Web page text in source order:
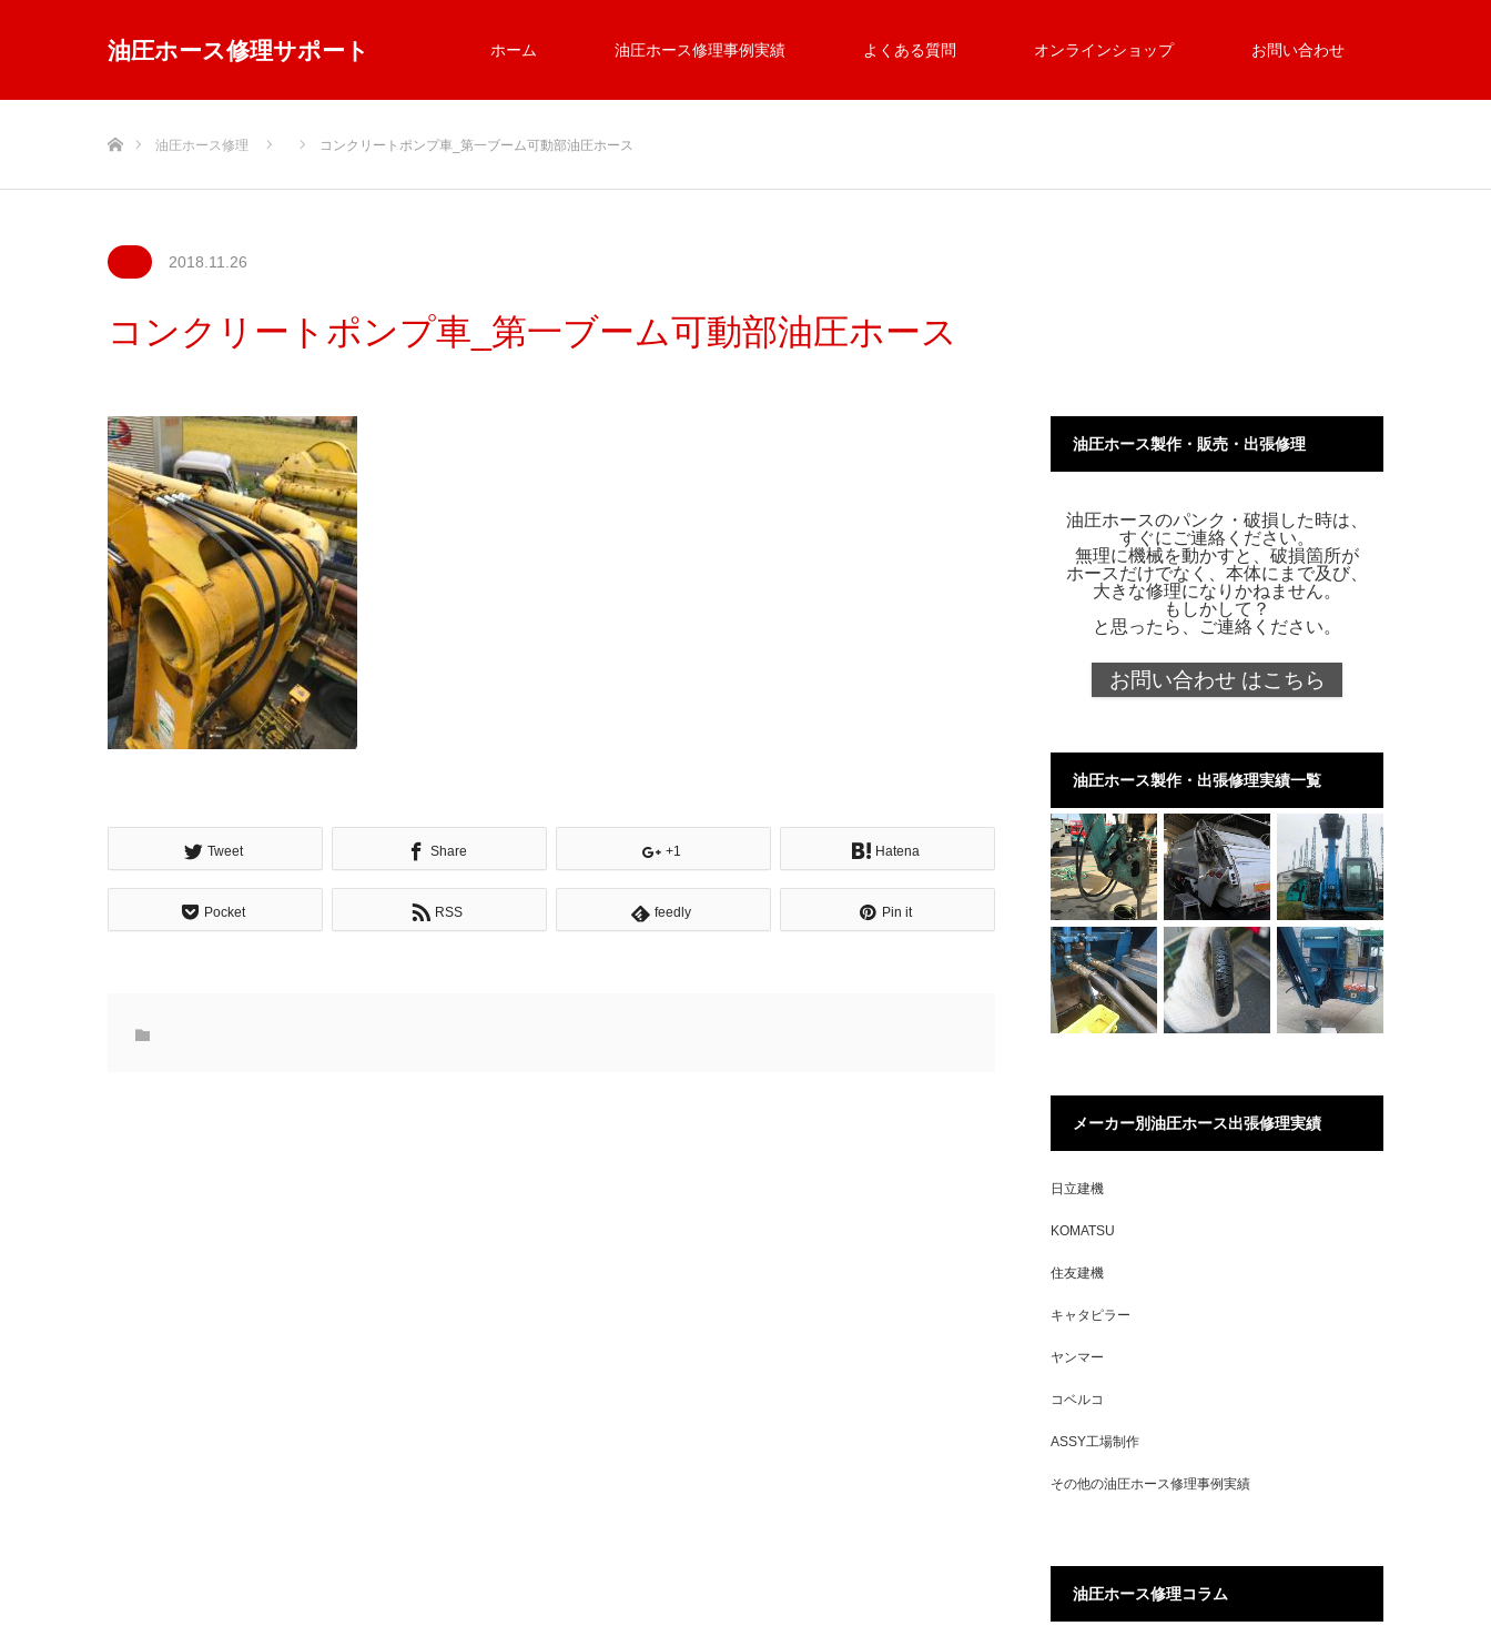
油圧ホース修理サポート ホーム 油圧ホース修理事例実績 よくある質問 オンラインショップ お問い合わせ
油圧ホース修理 コンクリートポンプ車_第一ブーム可動部油圧ホース
2018.11.26
コンクリートポンプ車_第一ブーム可動部油圧ホース
Tweet Share +1 Hatena
Pocket RSS feedly Pin it
油圧ホース製作・販売・出張修理
油圧ホースのパンク・破損した時は、
すぐにご連絡ください。
無理に機械を動かすと、破損箇所が
ホースだけでなく、本体にまで及び、
大きな修理になりかねません。
もしかして？
と思ったら、ご連絡ください。
お問い合わせ はこちら
油圧ホース製作・出張修理実績一覧
メーカー別油圧ホース出張修理実績
日立建機
KOMATSU
住友建機
キャタピラー
ヤンマー
コベルコ
ASSY工場制作
その他の油圧ホース修理事例実績
油圧ホース修理コラム